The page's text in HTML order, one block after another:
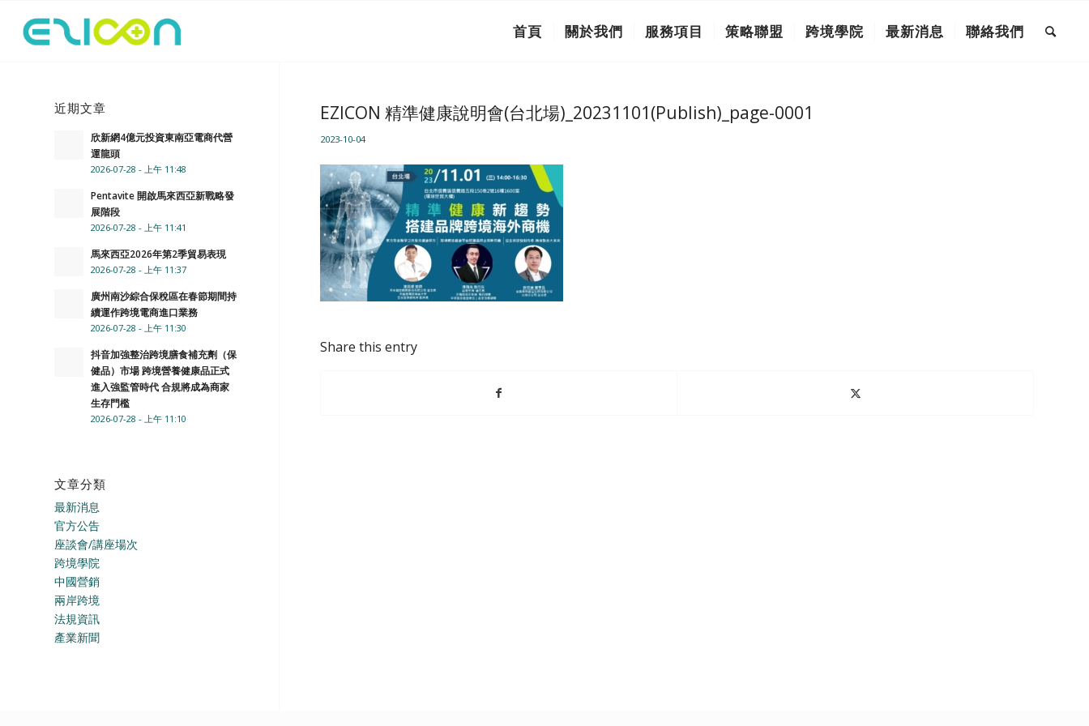
首頁 關於我們 服務項目 策略聯盟 跨境學院 最新消息 聯絡我們
EZICON 精準健康說明會(台北場)_20231101(Publish)_page-0001
2023-10-04
Share this entry
近期文章
欣新網4億元投資東南亞電商代營
運龍頭
2026-07-28 - 上午 11:48
Pentavite 開啟馬來西亞新戰略發
展階段
2026-07-28 - 上午 11:41
馬來西亞2026年第2季貿易表現
2026-07-28 - 上午 11:37
廣州南沙綜合保稅區在春節期間持
續運作跨境電商進口業務
2026-07-28 - 上午 11:30
抖音加強整治跨境膳食補充劑（保
健品）市場 跨境營養健康品正式
進入強監管時代 合規將成為商家
生存門檻
2026-07-28 - 上午 11:10
文章分類
最新消息
官方公告
座談會/講座場次
跨境學院
中國營銷
兩岸跨境
法規資訊
產業新聞